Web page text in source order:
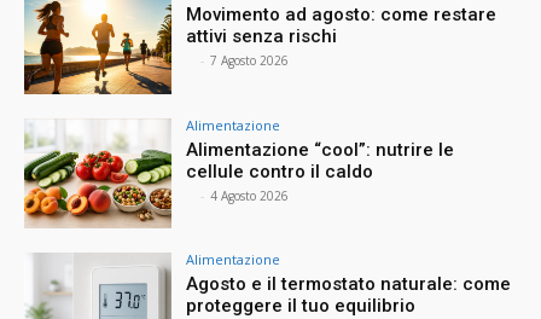
Movimento ad agosto: come restare
attivi senza rischi
- 7 Agosto 2026
Alimentazione
Alimentazione “cool”: nutrire le
cellule contro il caldo
- 4 Agosto 2026
Alimentazione
Agosto e il termostato naturale: come
proteggere il tuo equilibrio